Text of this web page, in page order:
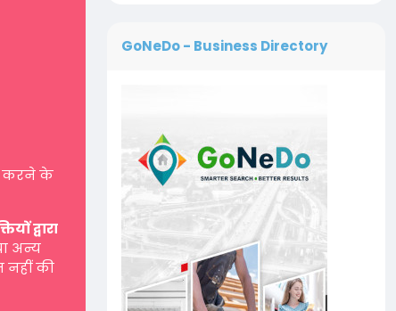
करने के
द्वारा
अन्य
नहीं की
GoNeDo - Business Directory